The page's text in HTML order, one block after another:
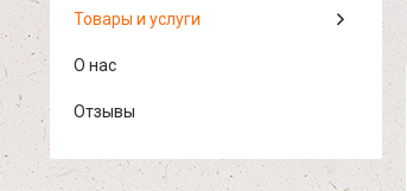
Товары и услуги
О нас
Отзывы